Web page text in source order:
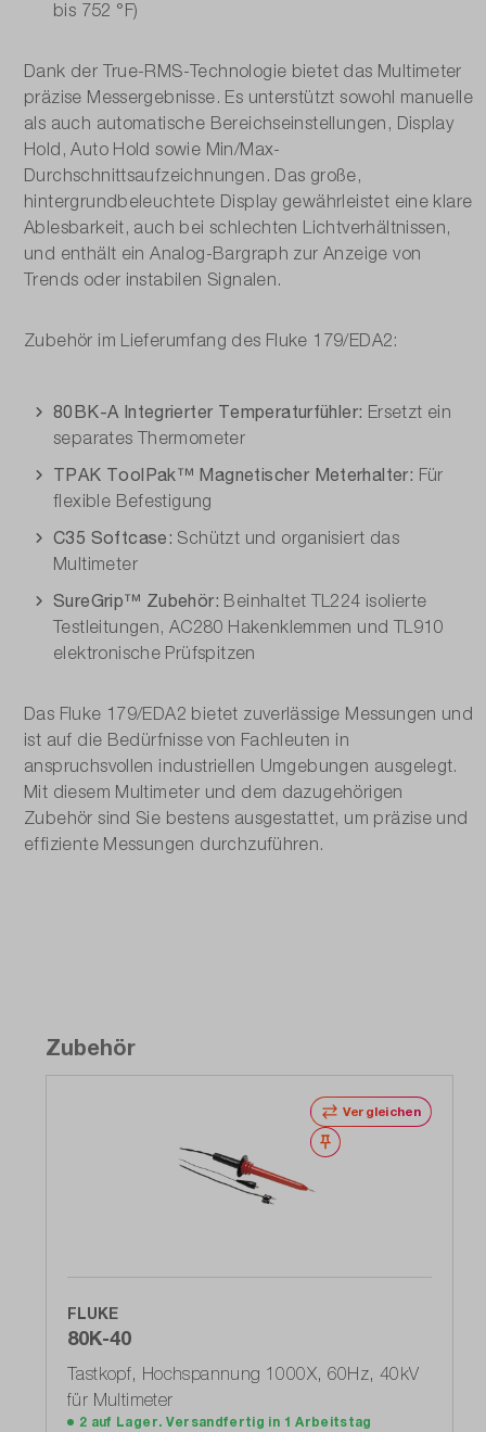
bis 752 °F)
Dank der True-RMS-Technologie bietet das Multimeter
präzise Messergebnisse. Es unterstützt sowohl manuelle
als auch automatische Bereichseinstellungen, Display
Hold, Auto Hold sowie Min/Max-
Durchschnittsaufzeichnungen. Das große,
hintergrundbeleuchtete Display gewährleistet eine klare
Ablesbarkeit, auch bei schlechten Lichtverhältnissen,
und enthält ein Analog-Bargraph zur Anzeige von
Trends oder instabilen Signalen.
Zubehör im Lieferumfang des Fluke 179/EDA2:
80BK-A Integrierter Temperaturfühler: Ersetzt ein
separates Thermometer
TPAK ToolPak™ Magnetischer Meterhalter: Für
flexible Befestigung
C35 Softcase: Schützt und organisiert das
Multimeter
SureGrip™ Zubehör: Beinhaltet TL224 isolierte
Testleitungen, AC280 Hakenklemmen und TL910
elektronische Prüfspitzen
Das Fluke 179/EDA2 bietet zuverlässige Messungen und
ist auf die Bedürfnisse von Fachleuten in
anspruchsvollen industriellen Umgebungen ausgelegt.
Mit diesem Multimeter und dem dazugehörigen
Zubehör sind Sie bestens ausgestattet, um präzise und
effiziente Messungen durchzuführen.
Zubehör
Vergleichen
Merken
FLUKE
80K-40
Tastkopf, Hochspannung 1000X, 60Hz, 40kV
für Multimeter
2 auf Lager. Versandfertig in 1 Arbeitstag